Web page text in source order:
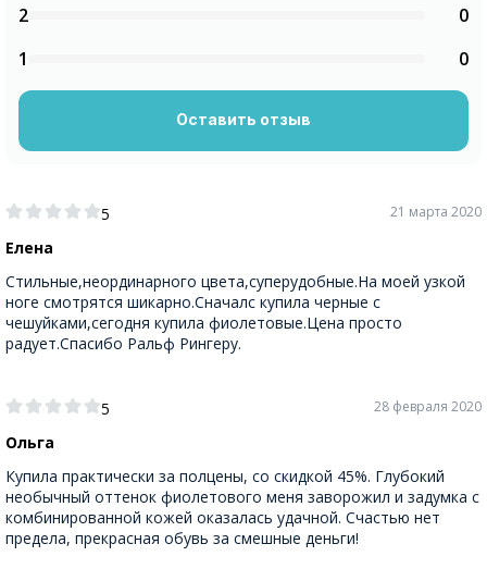
5
Елена
21 марта 2020
Стильные,неординарного цвета,суперудобные.На моей узкой
ноге смотрятся шикарно.Сначалс купила черные с
чешуйками,сегодня купила фиолетовые.Цена просто
радует.Спасибо Ральф Рингеру.
5
Ольга
28 февраля 2020
Купила практически за полцены, со скидкой 45%. Глубокий
необычный оттенок фиолетового меня заворожил и задумка с
комбинированной кожей оказалась удачной. Счастью нет
предела, прекрасная обувь за смешные деньги!
2
0
1
0
Оставить отзыв